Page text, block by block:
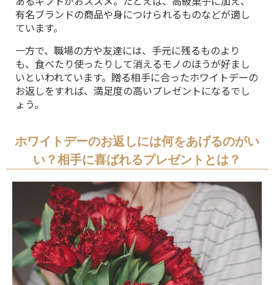
有名ブランドの商品や身につけられるものなどが適し
ています。
一方で、職場の方や友達には、手元に残るものより
も、食べたり使ったりして消えるモノのほうが好まし
いといわれています。贈る相手に合ったホワイトデーの
お返しをすれば、満足度の高いプレゼントになるでし
ょう。
ホワイトデーのお返しには何をあげるのがい
い？相手に喜ばれるプレゼントとは？